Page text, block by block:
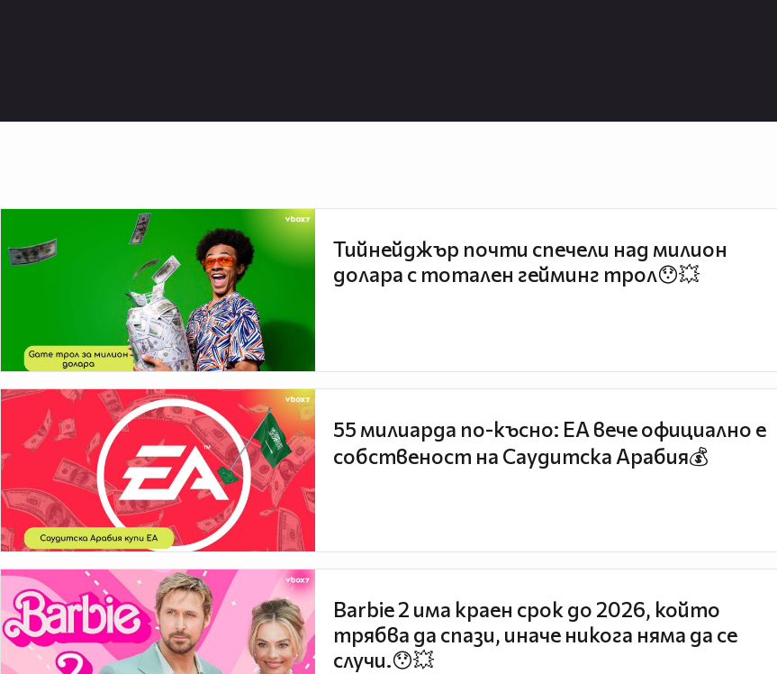
Тийнейджър почти спечели над милион
долара с тотален гейминг трол😯💥
55 милиарда по-късно: EA вече официално е
собственост на Саудитска Арабия💰
Barbie 2 има краен срок до 2026, който
трябва да спази, иначе никога няма да се
случи.😯💥